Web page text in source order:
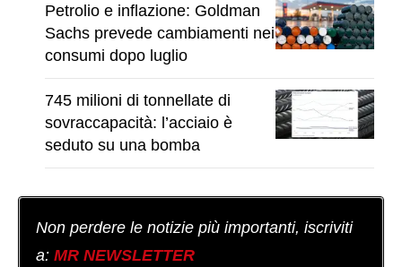
Petrolio e inflazione: Goldman
Sachs prevede cambiamenti nei
consumi dopo luglio
745 milioni di tonnellate di
sovraccapacità: l’acciaio è
seduto su una bomba
Non perdere le notizie più importanti, iscriviti
a: MR NEWSLETTER